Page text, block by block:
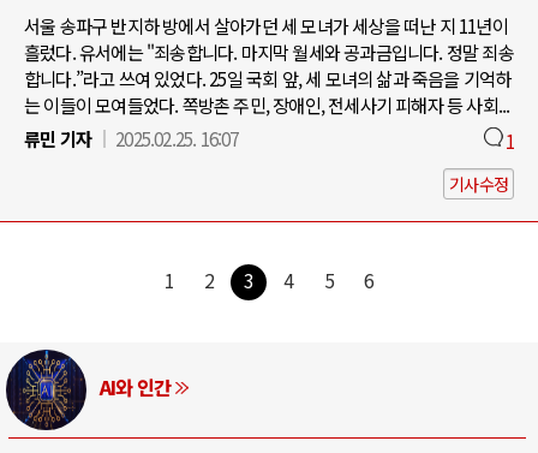
서울 송파구 반지하 방에서 살아가던 세 모녀가 세상을 떠난 지 11년이
흘렀다. 유서에는 "죄송합니다. 마지막 월세와 공과금입니다. 정말 죄송
합니다.”라고 쓰여 있었다. 25일 국회 앞, 세 모녀의 삶과 죽음을 기억하
는 이들이 모여들었다. 쪽방촌 주민, 장애인, 전세사기 피해자 등 사회...
류민 기자
2025.02.25. 16:07 1
기사수정
1 2 3 4 5 6
AI와 인간